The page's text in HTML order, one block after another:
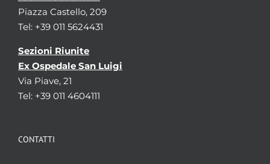
Piazza Castello, 209
Tel: +39 011 5624431
Sezioni Riunite
Ex Ospedale San Luigi
Via Piave, 21
Tel: +39 011 4604111
CONTATTI